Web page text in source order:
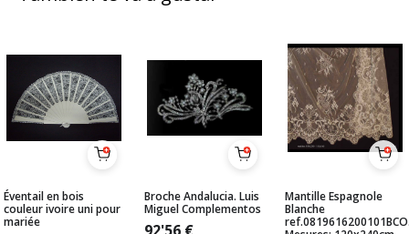
Éventail en bois
couleur ivoire uni pour
mariée
Broche Andalucia. Luis
Miguel Complementos
Mantille Espagnole
Blanche